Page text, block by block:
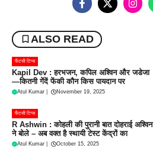
ALSO READ
फैंटसी टिप्स
Kapil Dev : हरभजन, कपिल अश्विन और जडेजा
—कितनी गेंदें फेंकी कौन किस पायदान पर
Atul Kumar November 19, 2025
फैंटसी टिप्स
R Ashwin : कोहली की पुरानी बात दोहराई अश्विन
ने बोले – अब वक्त है स्थायी टेस्ट केंद्रों का
Atul Kumar October 15, 2025